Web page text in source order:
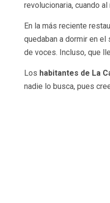
revolucionaria, cuando
En la más reciente
quedaban a dormir en
de voces. Incluso, que
Los habitantes de La
nadie lo busca, pues